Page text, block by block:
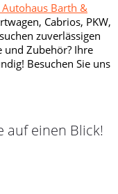
Barth &
Cabrios, PKW,
zuverlässigen
und Zubehör? Ihre
Besuchen Sie uns
auf einen Blick!